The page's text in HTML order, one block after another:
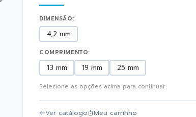
DIMENSÃO:
4,2 mm
COMPRIMENTO:
13 mm 19 mm 25 mm
Selecione as opções acima para continuar.
Ver catálogo Meu carrinho